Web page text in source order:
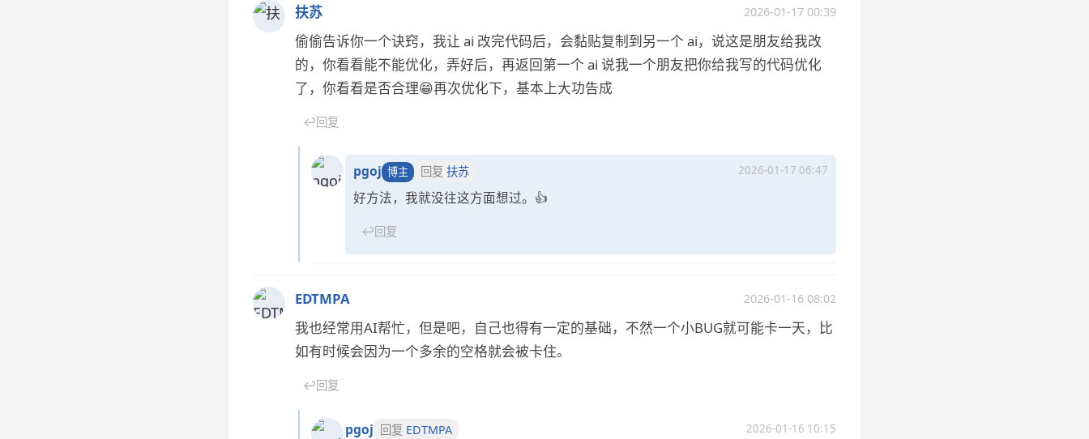
扶苏 2026-01-17 00:39
偷偷告诉你一个诀窍，我让 ai 改完代码后，会黏贴复制到另一个 ai，说这是朋友给我改
的，你看看能不能优化，弄好后，再返回第一个 ai 说我一个朋友把你给我写的代码优化
了，你看看是否合理😁再次优化下，基本上大功告成
↩回复
pgoj 博主 回复 扶苏 2026-01-17 06:47
好方法，我就没往这方面想过。👍
↩回复
EDTMPA 2026-01-16 08:02
我也经常用AI帮忙，但是吧，自己也得有一定的基础，不然一个小BUG就可能卡一天，比
如有时候会因为一个多余的空格就会被卡住。
↩回复
pgoj 回复 EDTMPA 2026-01-16 10:15